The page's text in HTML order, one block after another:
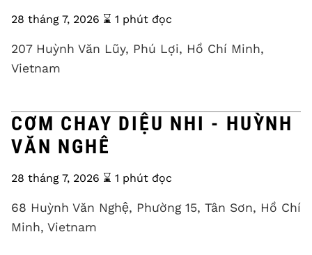
28 tháng 7, 2026 ⌛️ 1 phút đọc
207 Huỳnh Văn Lũy, Phú Lợi, Hồ Chí Minh,
Vietnam
CƠM CHAY DIỆU NHI - HUỲNH
VĂN NGHÊ
28 tháng 7, 2026 ⌛️ 1 phút đọc
68 Huỳnh Văn Nghệ, Phường 15, Tân Sơn, Hồ Chí
Minh, Vietnam